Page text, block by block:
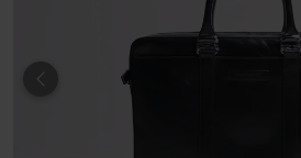
Föregående